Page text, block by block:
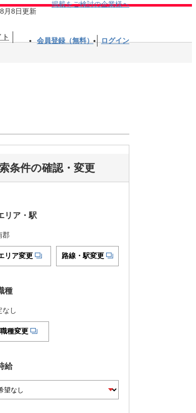
月8日更新
掲載をご検討の企業様へ
会員登録（無料） ログイン
条件の確認・変更
リア・駅
郡
リア変更 路線・駅変更
種
なし
職種変更
給